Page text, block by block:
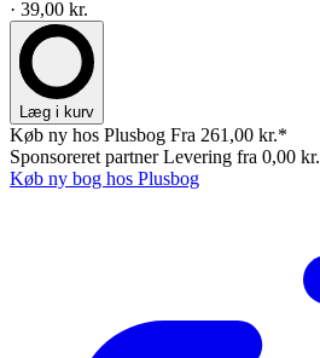
· 39,00 kr.
Læg i kurv
Køb ny hos Plusbog Fra 261,00 kr.*
Sponsoreret partnerLevering fra 0,00 kr.
Køb ny bog hos Plusbog